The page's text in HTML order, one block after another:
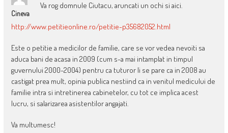
Cineva
Va rog domnule Ciutacu, aruncati un ochi si aici.
http://www.petitieonline.ro/petitie-p35682052.html
Este o petitie a medicilor de familie, care se vor vedea nevoiti sa
aduca bani de acasa in 2009 (cum s-a mai intamplat in timpul
guvernului 2000-2004) pentru ca tuturor li se pare ca in 2008 au
castigat prea mult, opinia publica nestiind ca in venitul medicului de
familie intra si intretinerea cabinetelor, cu tot ce implica acest
lucru, si salarizarea asistentilor angajati.
Va multumesc!